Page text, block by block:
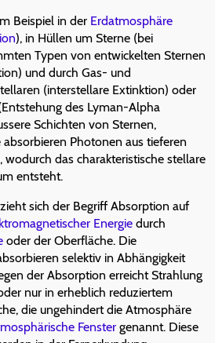
Beispiel in der Erdatmosphäre
), in Hüllen um Sterne (bei
Typen von entwickelten Sternen
und durch Gas- und
(interstellare Extinktion) oder
des Lyman-Alpha
Schichten von Sternen,
Photonen aus tieferen
wodurch das charakteristische stellare
entsteht.
sich der Begriff Absorption auf
Energie durch
oder der Oberfläche. Die
selektiv in Abhängigkeit
der Absorption erreicht Strahlung
nur in erheblich reduziertem
die ungehindert die Atmosphäre
Fenster genannt. Diese